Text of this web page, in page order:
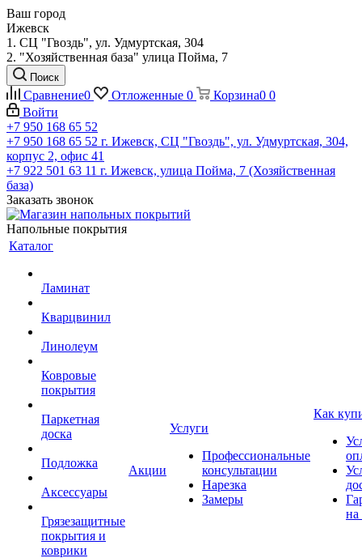
Ваш город
Ижевск
1. СЦ "Гвоздь", ул. Удмуртская, 304
2. "Хозяйственная база" улица Пойма, 7
Поиск
Сравнение0 Отложенные 0 Корзина0 0
Войти
+7 950 168 65 52
+7 950 168 65 52 г. Ижевск, СЦ "Гвоздь", ул. Удмуртская, 304,
корпус 2, офис 41
+7 922 501 63 11 г. Ижевск, улица Пойма, 7 (Хозяйственная
база)
Заказать звонок
Напольные покрытия
Каталог
Ламинат
Кварцвинил
Линолеум
Ковровые
покрытия
Паркетная
доска
Подложка
Аксессуары
Грязезащитные
покрытия и
коврики
Акции
Услуги
Профессиональные
консультации
Нарезка
Замеры
Как
на